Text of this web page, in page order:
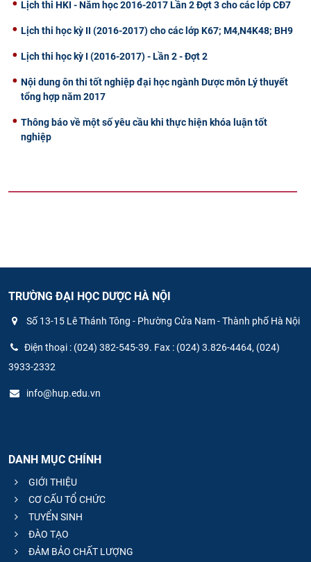
Lịch thi HKI - Năm học 2016-2017 Lần 2 Đợt 3 cho các lớp CĐ7
Lịch thi học kỳ II (2016-2017) cho các lớp K67; M4,N4K48; BH9
Lịch thi học kỳ I (2016-2017) - Lần 2 - Đợt 2
Nội dung ôn thi tốt nghiệp đại học ngành Dược môn Lý thuyết
tổng hợp năm 2017
Thông báo về một số yêu cầu khi thực hiện khóa luận tốt
nghiệp
TRƯỜNG ĐẠI HỌC DƯỢC HÀ NỘI
Số 13-15 Lê Thánh Tông - Phường Cửa Nam - Thành phố Hà Nội
Điện thoại : (024) 382-545-39. Fax : (024) 3.826-4464, (024)
3933-2332
info@hup.edu.vn
DANH MỤC CHÍNH
GIỚI THIỆU
CƠ CẤU TỔ CHỨC
TUYỂN SINH
ĐÀO TẠO
ĐẢM BẢO CHẤT LƯỢNG